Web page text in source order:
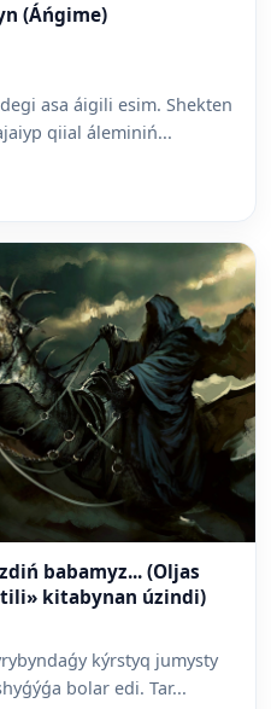
(Áńgime)
asa áigili esim. Shekten
qiial áleminiń...
babamyz... (Oljas
kitabynan úzindi)
kýrstyq jumysty
bolar edi. Tar...